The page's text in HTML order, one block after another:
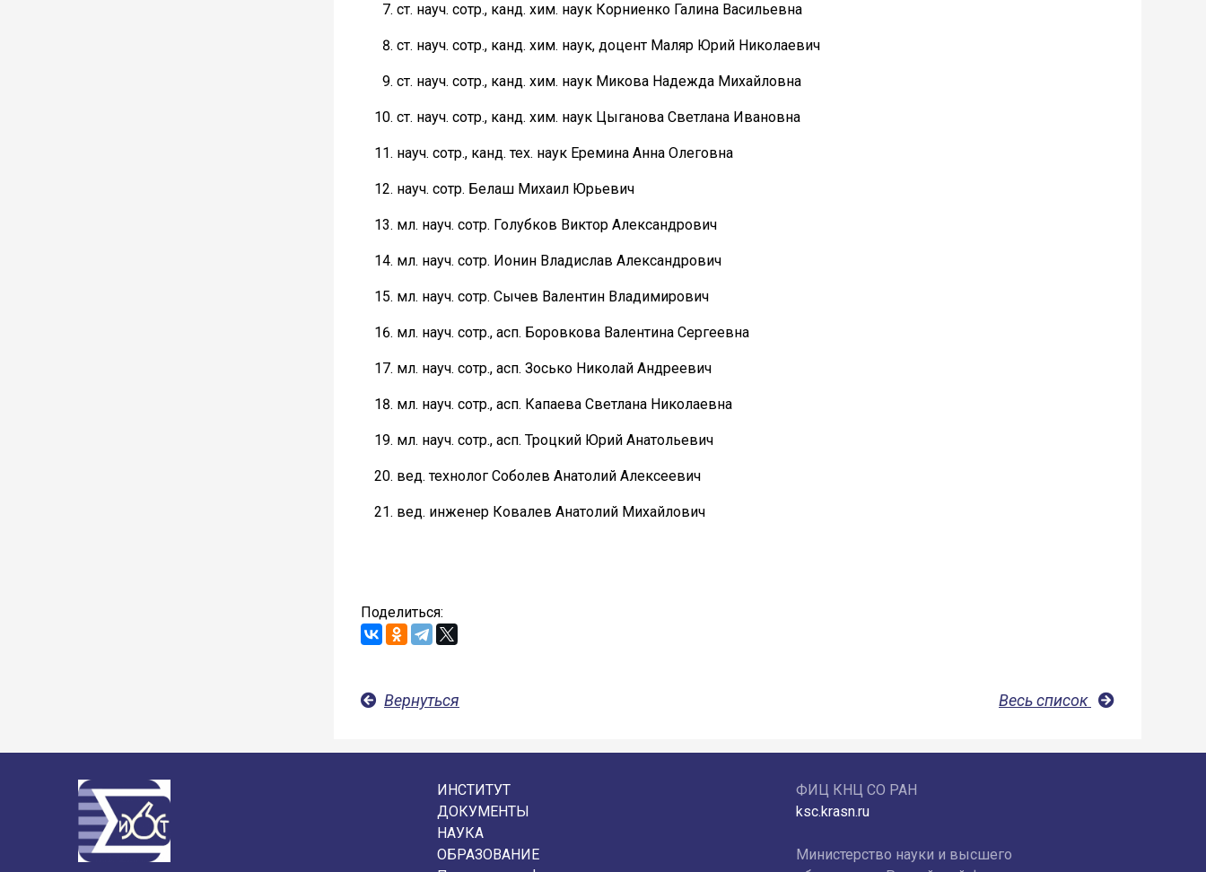
ст. науч. сотр., канд. хим. наук Корниенко Галина Васильевна
ст. науч. сотр., канд. хим. наук, доцент Маляр Юрий Николаевич
ст. науч. сотр., канд. хим. наук Микова Надежда Михайловна
ст. науч. сотр., канд. хим. наук Цыганова Светлана Ивановна
науч. сотр., канд. тех. наук Еремина Анна Олеговна
науч. сотр. Белаш Михаил Юрьевич
мл. науч. сотр. Голубков Виктор Александрович
мл. науч. сотр. Ионин Владислав Александрович
мл. науч. сотр. Сычев Валентин Владимирович
мл. науч. сотр., асп. Боровкова Валентина Сергеевна
мл. науч. сотр., асп. Зосько Николай Андреевич
мл. науч. сотр., асп. Капаева Светлана Николаевна
мл. науч. сотр., асп. Троцкий Юрий Анатольевич
вед. технолог Соболев Анатолий Алексеевич
вед. инженер Ковалев Анатолий Михайлович
Поделиться:
Вернуться Весь список
ИНСТИТУТ
ДОКУМЕНТЫ
НАУКА
ОБРАЗОВАНИЕ
ФИЦ КНЦ СО РАН
ksc.krasn.ru
Министерство науки и высшего